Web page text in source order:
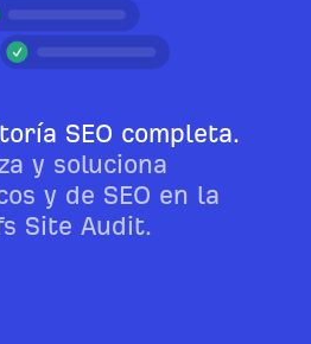
SEO completa.
y soluciona
y de SEO en la
Site Audit.